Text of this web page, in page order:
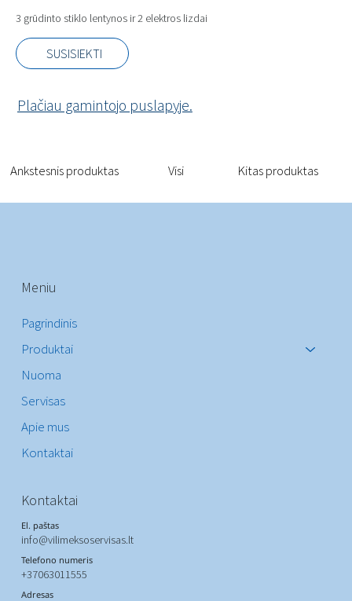
3 grūdinto stiklo lentynos ir 2 elektros lizdai
SUSISIEKTI
Plačiau gamintojo puslapyje.
Ankstesnis produktas Visi Kitas produktas
Meniu
Pagrindinis
Produktai
Nuoma
Servisas
Apie mus
Kontaktai
Kontaktai
El. paštas
info@vilimeksoservisas.lt
Telefono numeris
+37063011555
Adresas